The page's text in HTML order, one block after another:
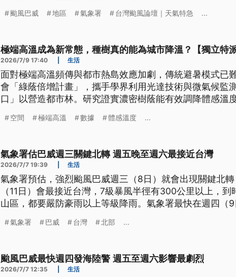
颱風巴威 地區 氣象署 台灣颱風論壇｜天氣特急 ...
極端高溫成為新常態，種樹真的能為城市降溫？【獨立特派
2026/7/9 17:40 生活
面對極端高溫頻傳與都市熱島效應加劇，傳統避暑模式已
會「綠蔭倍增計畫」，攜手學界利用光達技術與微氣候監
口」以營造都市林。研究證實濃密樹蔭能有效調降體感溫
韌性的永續城市。
空間 極端高溫 數據 體感溫度 ...
氣象署估巴威週三關鍵北轉 週五晚至週六最接近台灣
2026/7/7 19:39 生活
氣象署預估，強烈颱風巴威週三（8日）就會出現關鍵北
（11日）會最接近台灣，7級暴風半徑有300公里以上，
山區，都要嚴防豪雨以上等級降雨。氣象署最快在週四（
情。
氣象署 巴威 台灣 北部 ...
颱風巴威最快週四發海陸警 週五至週六影響最劇烈
2026/7/7 12:35 生活